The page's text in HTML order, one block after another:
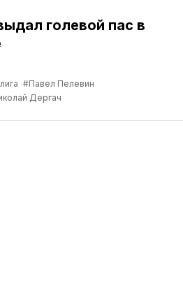
голевой пас в
#Павел Пелевин
Дергач